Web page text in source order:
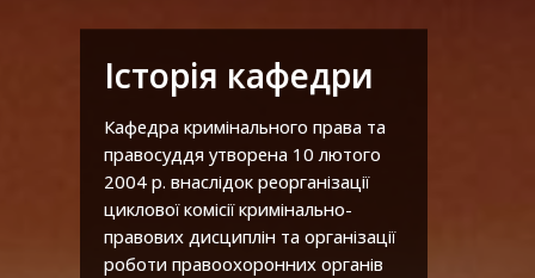
Історія кафедри
Кафедра кримінального права та
правосуддя утворена 10 лютого
2004 р. внаслідок реорганізації
циклової комісії кримінально-
правових дисциплін та організації
роботи правоохоронних органів